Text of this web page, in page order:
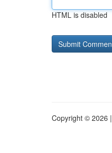
HTML is disabled
Copyright © 2026 |